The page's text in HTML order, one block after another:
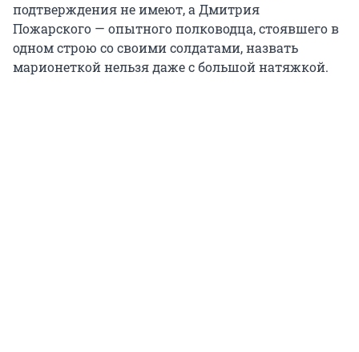
подтверждения не имеют, а Дмитрия
Пожарского — опытного полководца, стоявшего в
одном строю со своими солдатами, назвать
марионеткой нельзя даже с большой натяжкой.